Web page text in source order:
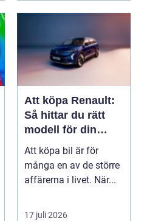
Att köpa Renault:
Så hittar du rätt
modell för din
vardag
Att köpa bil är för
många en av de större
affärerna i livet. När...
17 juli 2026